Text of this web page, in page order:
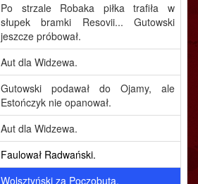
Po strzale Robaka piłka trafiła w
słupek bramki Resovii... Gutowski
jeszcze próbował.
Aut dla Widzewa.
Gutowski podawał do Ojamy, ale
Estończyk nie opanował.
Aut dla Widzewa.
Faulował Radwański.
Wolsztyński za Poczobuta.